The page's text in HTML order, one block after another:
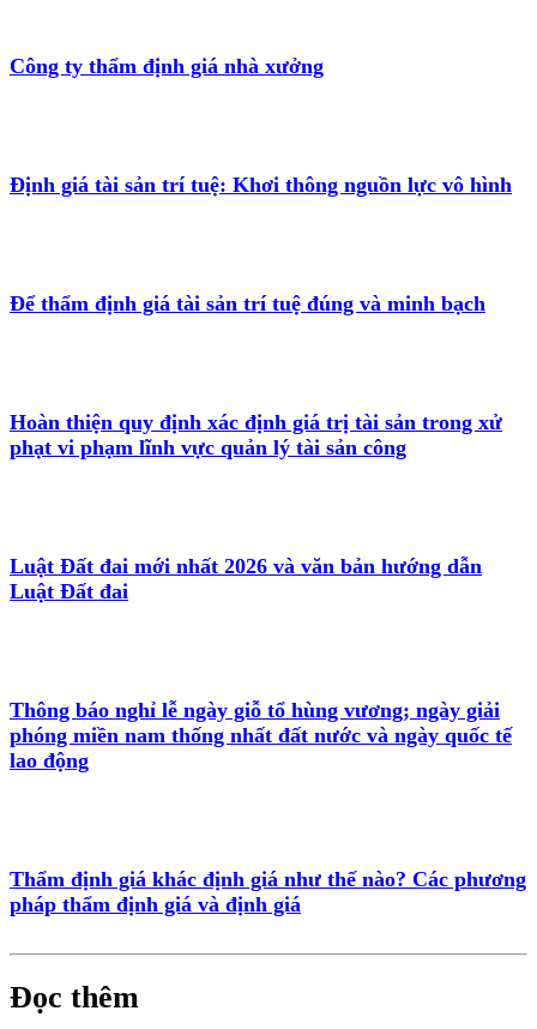
Công ty thẩm định giá nhà xưởng
Định giá tài sản trí tuệ: Khơi thông nguồn lực vô hình
Để thẩm định giá tài sản trí tuệ đúng và minh bạch
Hoàn thiện quy định xác định giá trị tài sản trong xử
phạt vi phạm lĩnh vực quản lý tài sản công
Luật Đất đai mới nhất 2026 và văn bản hướng dẫn
Luật Đất đai
Thông báo nghỉ lễ ngày giỗ tổ hùng vương; ngày giải
phóng miền nam thống nhất đất nước và ngày quốc tế
lao động
Thẩm định giá khác định giá như thế nào? Các phương
pháp thẩm định giá và định giá
Đọc thêm